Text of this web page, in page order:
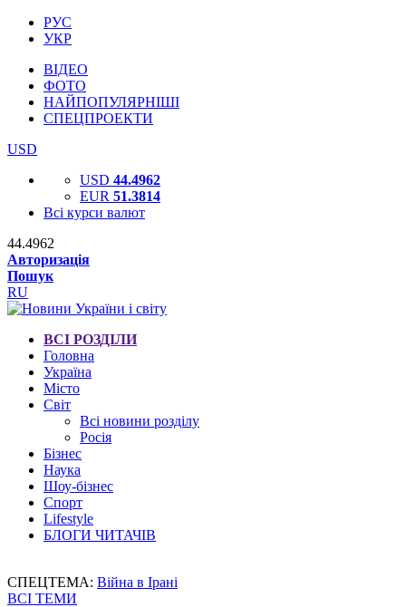
РУС
УКР
ВІДЕО
ФОТО
НАЙПОПУЛЯРНІШІ
СПЕЦПРОЕКТИ
USD
USD 44.4962
EUR 51.3814
Всі курси валют
44.4962
Авторизація
Пошук
RU
ВСІ РОЗДІЛИ
Головна
Україна
Місто
Світ
Всі новини розділу
Росія
Бізнес
Наука
Шоу-бізнес
Спорт
Lifestyle
БЛОГИ ЧИТАЧІВ
СПЕЦТЕМА: Війна в Ірані
ВСІ ТЕМИ